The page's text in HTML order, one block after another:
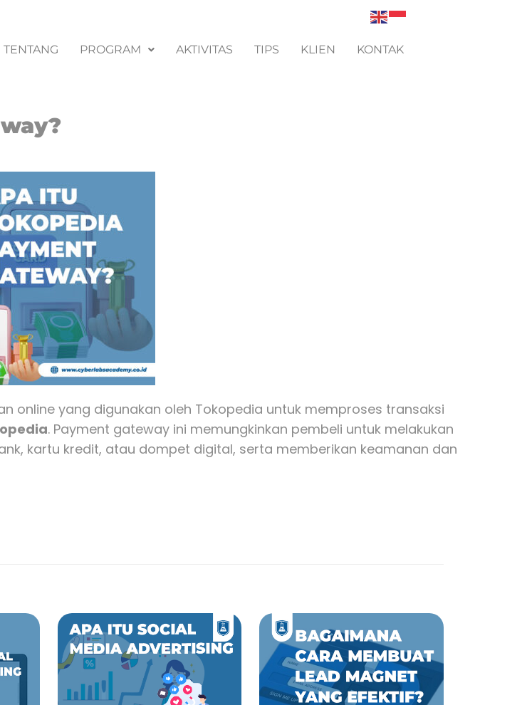
TENTANG PROGRAM AKTIVITAS TIPS KLIEN KONTAK
online yang digunakan oleh Tokopedia untuk memproses transaksi
. Payment gateway ini memungkinkan pembeli untuk melakukan
kartu kredit, atau dompet digital, serta memberikan keamanan dan